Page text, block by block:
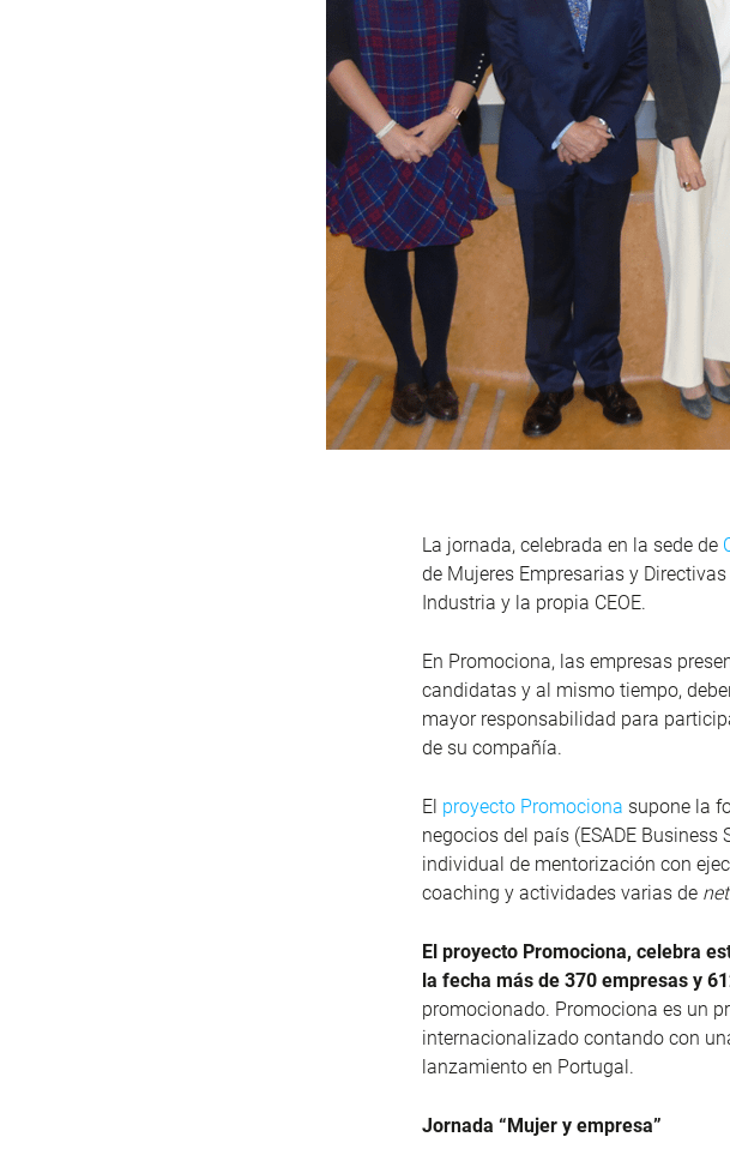
La jornada, celebrada en la sede de
de Mujeres Empresarias y
Industria y la propia CEOE.
En Promociona, las empresas
candidatas y al mismo tiempo,
mayor responsabilidad para
de su compañía.
El proyecto Promociona supone la
negocios del país (ESADE
individual de mentorización con
coaching y actividades varias de
El proyecto Promociona, celebra
la fecha más de 370 empresas y
promocionado. Promociona es un
internacionalizado contando con
lanzamiento en Portugal.
Jornada “Mujer y empresa”